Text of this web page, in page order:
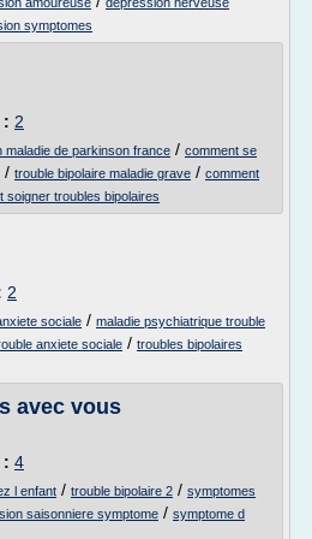
symptomes
: 2
maladie de parkinson france / comment se
/ trouble bipolaire maladie grave / comment
soigner troubles bipolaires
2
sociale / maladie psychiatrique trouble
anxiete sociale / troubles bipolaires
avec vous
: 4
l enfant / trouble bipolaire 2 / symptomes
saisonniere symptome / symptome d